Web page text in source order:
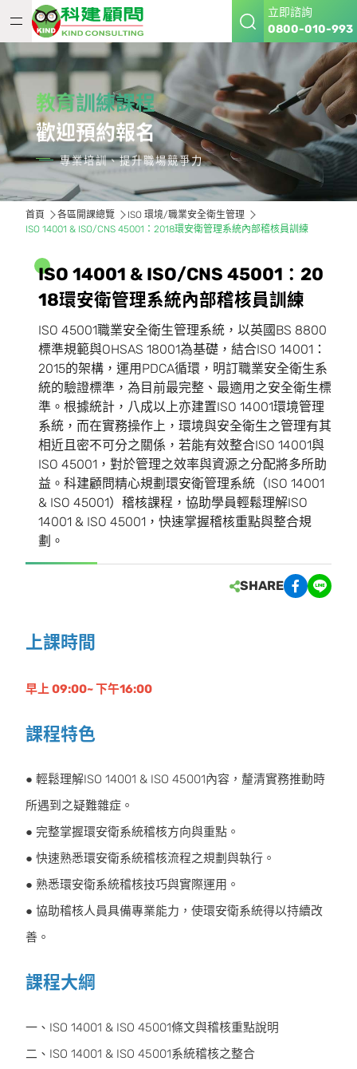
立即諮詢
0800-010-993
教育訓練課程
歡迎預約報名
專業培訓、提升職場競爭力
首頁 各區開課總覽
ISO 環境/職業安全衛生管理
ISO 14001 & ISO/CNS 45001：2018環安衛管理系統內部稽核員訓練
ISO 14001 & ISO/CNS 45001 ： 20
18環安衛管理系統內部稽核員訓 練
ISO 45001職業安全衛生管理系統，以英國BS 8800
標準規範與OHSAS 18001為基礎，結合ISO 14001：
2015的架構，運用PDCA循環，明訂職業安全衛生系
統的驗證標準，為目前最完整、最適用之安全衛生標
準。根據統計，八成以上亦建置ISO 14001環境管理
系統，而在實務操作上，環境與安全衛生之管理有其
相近且密不可分之關係，若能有效整合ISO 14001與
ISO 45001，對於管理之效率與資源之分配將多所助
益。科建顧問精心規劃環安衛管理系統（ISO 14001
& ISO 45001）稽核課程，協助學員輕鬆理解ISO
14001 & ISO 45001，快速掌握稽核重點與整合規
劃。
SHARE
上課時間
早上 09:00~ 下午16:00
課程特色
● 輕鬆理解ISO 14001 & ISO 45001內容，釐清實務推動時
所遇到之疑難雜症。
● 完整掌握環安衛系統稽核方向與重點。
● 快速熟悉環安衛系統稽核流程之規劃與執行。
● 熟悉環安衛系統稽核技巧與實際運用。
● 協助稽核人員具備專業能力，使環安衛系統得以持續改
善。
課程大綱
一、ISO 14001 & ISO 45001條文與稽核重點說明
二、ISO 14001 & ISO 45001系統稽核之整合